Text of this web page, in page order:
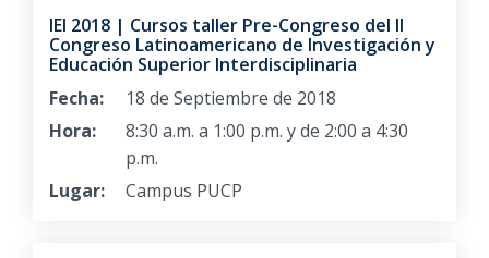
IEI 2018 | Cursos taller Pre-Congreso del II
Congreso Latinoamericano de Investigación y
Educación Superior Interdisciplinaria
Fecha:
18 de Septiembre de 2018
Hora:
8:30 a.m. a 1:00 p.m. y de 2:00 a 4:30
p.m.
Lugar:
Campus PUCP